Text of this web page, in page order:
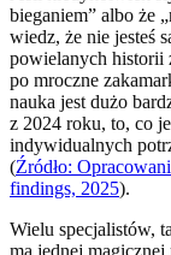
bieganiem” albo że
wiedz, że nie jesteś
powielanych historii
po mroczne
nauka jest dużo
z 2024 roku, to, co
indywidualnych
(Źródło:
findings, 2025).
Wielu specjalistów,